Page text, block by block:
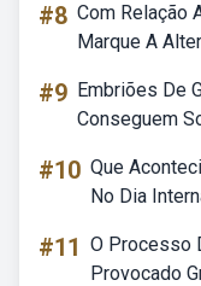
#8 Com Relação
Marque A
#9 Embriões De
Conseguem
#10 Que
No Dia
#11 O Processo
Provocado